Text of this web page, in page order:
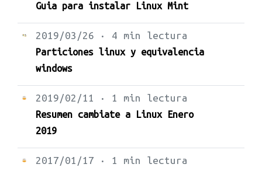
Guia para instalar Linux Mint
2019/03/26 · 4 min lectura
Particiones linux y equivalencia
windows
2019/02/11 · 1 min lectura
Resumen cambiate a Linux Enero
2019
2017/01/17 · 1 min lectura